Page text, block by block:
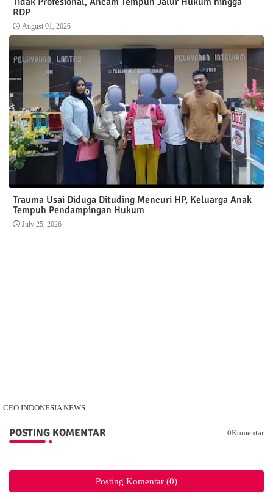
RDP
August 01, 2026
Trauma Usai Diduga Dituding Mencuri HP, Keluarga Anak
Tempuh Pendampingan Hukum
July 25, 2026
CEO INDONESIA NEWS
POSTING KOMENTAR 0Komentar
Posting Komentar (0)